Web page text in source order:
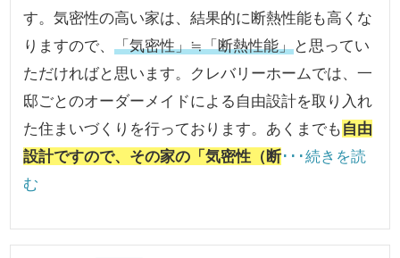
す。気密性の高い家は、結果的に断熱性能も高くな
りますので、「気密性」≒「断熱性能」と思ってい
ただければと思います。クレバリーホームでは、一
邸ごとのオーダーメイドによる自由設計を取り入れ
た住まいづくりを行っております。あくまでも 自由
設計ですので、その家の「気密性（断･･･続きを読
む